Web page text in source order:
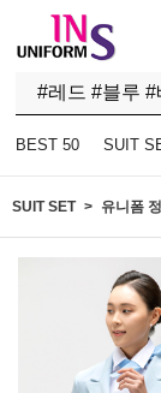
BEST 50 SUIT
SUIT SET 유니폼